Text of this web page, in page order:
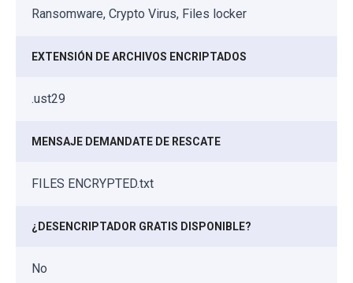
Ransomware, Crypto Virus, Files locker
EXTENSIÓN DE ARCHIVOS ENCRIPTADOS
.ust29
MENSAJE DEMANDATE DE RESCATE
FILES ENCRYPTED.txt
¿DESENCRIPTADOR GRATIS DISPONIBLE?
No